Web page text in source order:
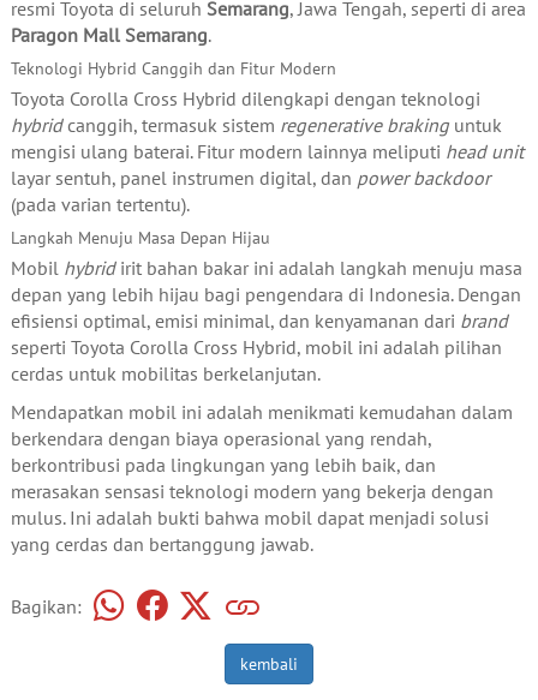
resmi Toyota di seluruh Semarang, Jawa Tengah, seperti di area
Paragon Mall Semarang.
Teknologi Hybrid Canggih dan Fitur Modern
Toyota Corolla Cross Hybrid dilengkapi dengan teknologi
hybridcanggih, termasuk sistem regenerative brakinguntuk
mengisi ulang baterai. Fitur modern lainnya meliputi head unit
layar sentuh, panel instrumen digital, dan power backdoor
(pada varian tertentu).
Langkah Menuju Masa Depan Hijau
Mobil hybridirit bahan bakar ini adalah langkah menuju masa
depan yang lebih hijau bagi pengendara di Indonesia. Dengan
efisiensi optimal, emisi minimal, dan kenyamanan dari brand
seperti Toyota Corolla Cross Hybrid, mobil ini adalah pilihan
cerdas untuk mobilitas berkelanjutan.
Mendapatkan mobil ini adalah menikmati kemudahan dalam
berkendara dengan biaya operasional yang rendah,
berkontribusi pada lingkungan yang lebih baik, dan
merasakan sensasi teknologi modern yang bekerja dengan
mulus. Ini adalah bukti bahwa mobil dapat menjadi solusi
yang cerdas dan bertanggung jawab.
Bagikan:
kembali